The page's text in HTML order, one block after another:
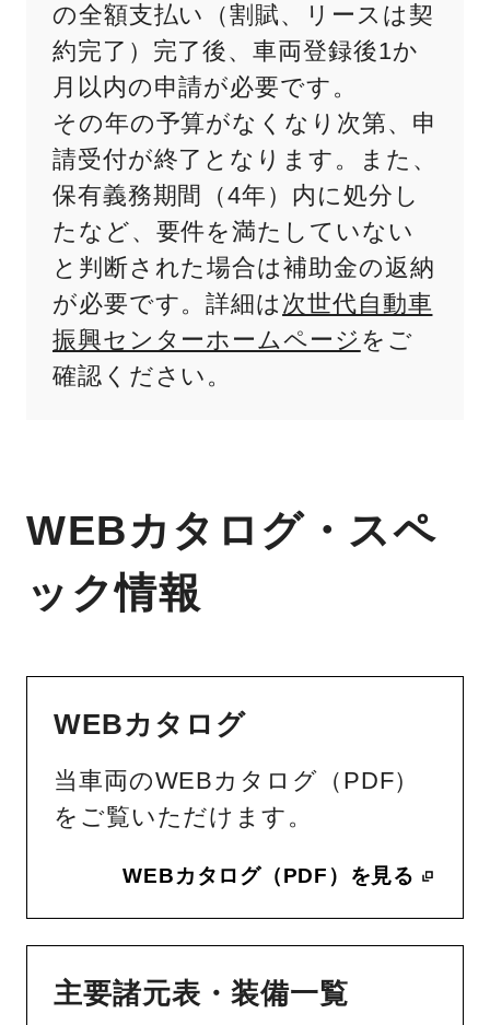
の全額支払い（割賦、リースは契
約完了）完了後、車両登録後1か
月以内の申請が必要です。
その年の予算がなくなり次第、申
請受付が終了となります。また、
保有義務期間（4年）内に処分し
たなど、要件を満たしていない
と判断された場合は補助金の返納
が必要です。詳細は 次世代自動車
振興センターホームページ をご
確認ください。
WEBカタログ・スペ
ック情報
WEBカタログ
当車両のWEBカタログ（PDF）
をご覧いただけます。
WEBカタログ（PDF）を見る
主要諸元表・装備一覧